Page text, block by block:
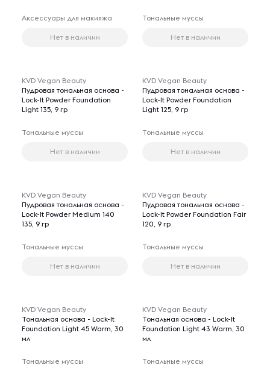
Аксессуары для макияжа
Нет в наличии
Тональные муссы
Нет в наличии
KVD Vegan Beauty
Пудровая тональная основа -
Lock-It Powder Foundation
Light 135, 9 гр
Тональные муссы
Нет в наличии
KVD Vegan Beauty
Пудровая тональная основа -
Lock-It Powder Foundation
Light 125, 9 гр
Тональные муссы
Нет в наличии
KVD Vegan Beauty
Пудровая тональная основа -
Lock-It Powder Medium 140
135, 9 гр
Тональные муссы
Нет в наличии
KVD Vegan Beauty
Пудровая тональная основа -
Lock-It Powder Foundation Fair
120, 9 гр
Тональные муссы
Нет в наличии
KVD Vegan Beauty
Тональная основа - Lock-It
Foundation Light 45 Warm, 30
мл
Тональные муссы
KVD Vegan Beauty
Тональная основа - Lock-It
Foundation Light 43 Warm, 30
мл
Тональные муссы